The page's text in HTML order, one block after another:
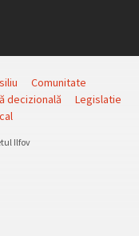
Comunitate
decizională
Legislatie
Ilfov